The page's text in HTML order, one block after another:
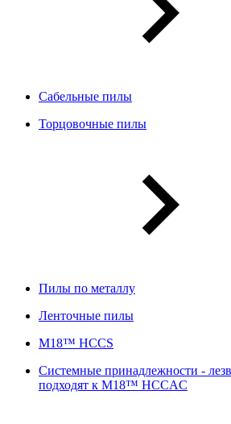
Сабельные пилы
Торцовочные пилы
Пилы по металлу
Ленточные пилы
M18™ HCCS
Системные принадлежности -
подходят к M18™ HCCAC